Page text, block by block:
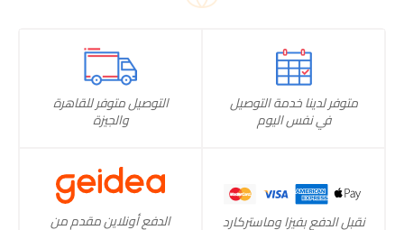
متوفر لدينا خدمة التوصيل
في نفس اليوم
التوصيل متوفر للقاهرة
والجيزة
نقبل الدفع بفيزا وماستركارد الدفع أونلاين مقدم من